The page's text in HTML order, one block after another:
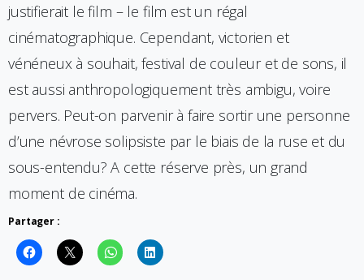
justifierait le film – le film est un régal
cinématographique. Cependant, victorien et
vénéneux à souhait, festival de couleur et de sons, il
est aussi anthropologiquement très ambigu, voire
pervers. Peut-on parvenir à faire sortir une personne
d’une névrose solipsiste par le biais de la ruse et du
sous-entendu? A cette réserve près, un grand
moment de cinéma.
Partager :